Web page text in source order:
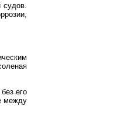
его
между